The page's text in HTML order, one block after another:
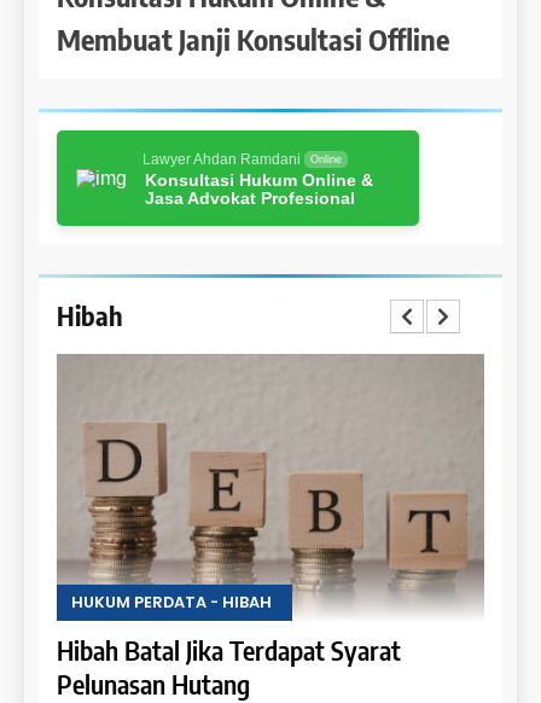
Membuat Janji Konsultasi Offline
Lawyer Ahdan Ramdani Online
Konsultasi Hukum Online &
Jasa Advokat Profesional
Hibah
HUKUM PERDATA - HIBAH
Hibah Batal Jika Terdapat Syarat
Pelunasan Hutang